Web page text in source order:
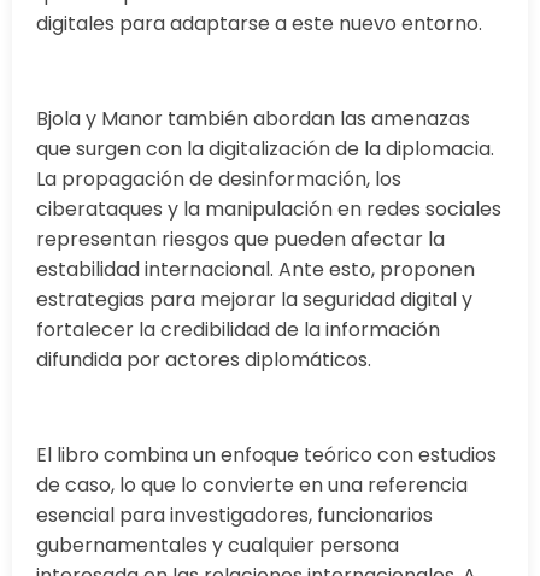
digitales para adaptarse a este nuevo entorno.
Bjola y Manor también abordan las amenazas
que surgen con la digitalización de la diplomacia.
La propagación de desinformación, los
ciberataques y la manipulación en redes sociales
representan riesgos que pueden afectar la
estabilidad internacional. Ante esto, proponen
estrategias para mejorar la seguridad digital y
fortalecer la credibilidad de la información
difundida por actores diplomáticos.
El libro combina un enfoque teórico con estudios
de caso, lo que lo convierte en una referencia
esencial para investigadores, funcionarios
gubernamentales y cualquier persona